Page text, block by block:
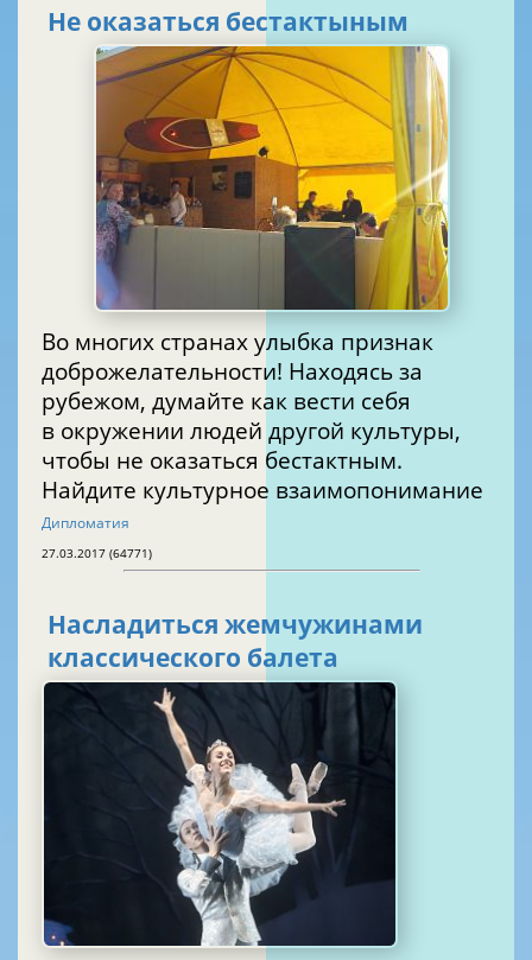
Не оказаться бестактыным
Во многих странах улыбка признак
доброжелательности! Находясь за
рубежом, думайте как вести себя
в окружении людей другой культуры,
чтобы не оказаться бестактным.
Найдите культурное взаимопонимание
Дипломатия
27.03.2017 (64771)
Насладиться жемчужинами
классического балета